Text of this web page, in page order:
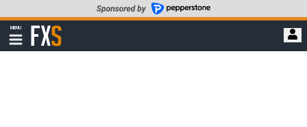
至
要
MENU
顯
示
FXStreet